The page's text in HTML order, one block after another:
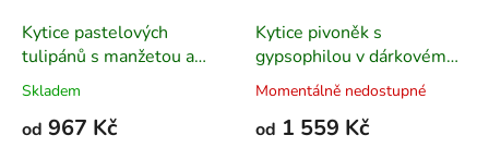
Kytice pastelových
tulipánů s manžetou a
gypsophilou
Skladem
od 967 Kč
Kytice pivoněk s
gypsophilou v dárkovém
balení
Momentálně nedostupné
od 1 559 Kč